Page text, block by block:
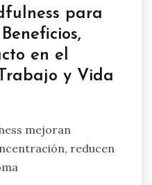
para
en el
y Vida
mejoran
reducen